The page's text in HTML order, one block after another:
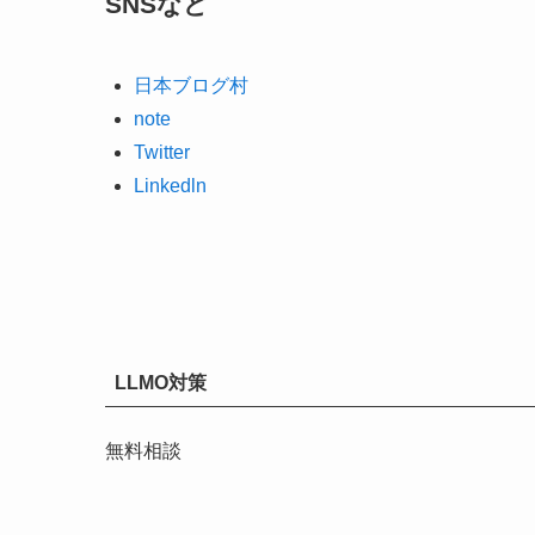
日本ブログ村
note
Twitter
Linkedln
LLMO対策
無料相談